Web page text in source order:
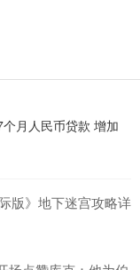
月人民币贷款 增加
版》地下迷宫攻略详